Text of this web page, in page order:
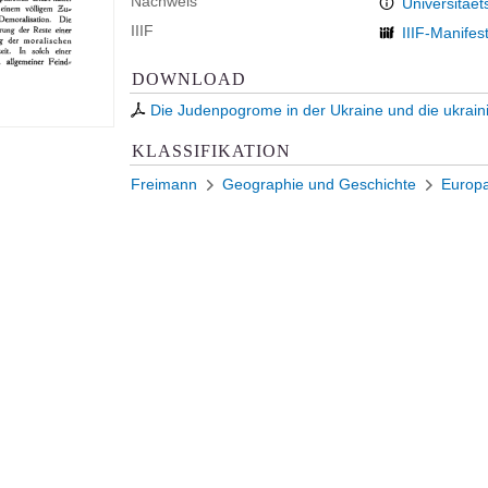
IIIF
IIIF-Manifest
DOWNLOAD
Die Judenpogrome in der Ukraine und die
KLASSIFIKATION
Freimann Geographie und Geschichte